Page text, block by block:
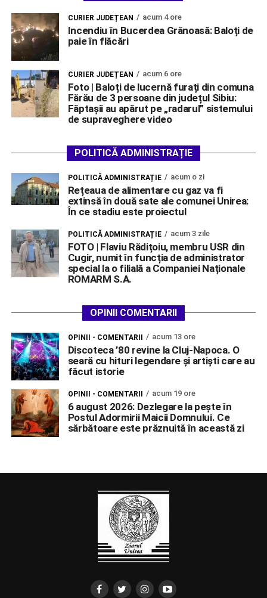
CURIER JUDEȚEAN acum 4 ore
Incendiu în Bucerdea Grânoasă: Baloți de
paie în flăcări
CURIER JUDEȚEAN acum 6 ore
Foto | Baloți de lucernă furați din comuna
Fărău de 3 persoane din județul Sibiu:
Făptașii au apărut pe „radarul” sistemului
de supraveghere video
POLITICĂ ADMINISTRAȚIE
POLITICĂ ADMINISTRAȚIE acum o zi
Rețeaua de alimentare cu gaz va fi
extinsă în două sate ale comunei Unirea:
În ce stadiu este proiectul
POLITICĂ ADMINISTRAȚIE acum 3 zile
FOTO | Flaviu Rădițoiu, membru USR din
Cugir, numit în funcția de administrator
special la o filială a Companiei Naționale
ROMARM S.A.
OPINII COMENTARII
OPINII - COMENTARII acum 13 ore
Discoteca ’80 revine la Cluj-Napoca. O
seară cu hituri legendare și artiști care au
făcut istorie
OPINII - COMENTARII acum 19 ore
6 august 2026: Dezlegare la pește în
Postul Adormirii Maicii Domnului. Ce
sărbătoare este prăznuită în această zi